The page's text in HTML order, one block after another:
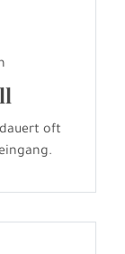
oft